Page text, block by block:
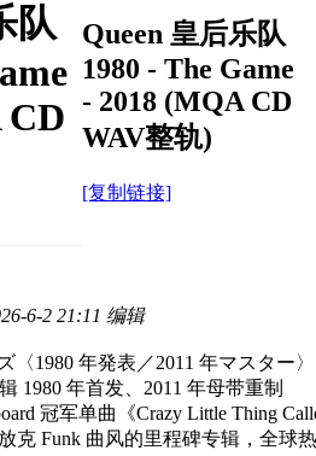
队
CD
Queen 皇后乐队
1980 - The Game
- 2018 (MQA CD
WAV整轨)
[复制链接]
6-2 21:11 编辑
1980 年発表／2011 年マスター〉
1980 年首发、2011 年母带重制
冠军单曲《Crazy Little Thing
克 Funk 曲风的里程碑专辑，全球